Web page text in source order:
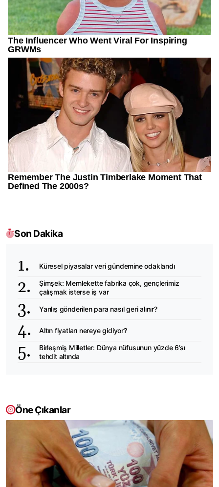
Son Dakika
Küresel piyasalar veri gündemine odaklandı
Şimşek: Memlekette fabrika çok, gençlerimiz
çalışmak isterse iş var
Yanlış gönderilen para nasıl geri alınır?
Altın fiyatları nereye gidiyor?
Birleşmiş Milletler: Dünya nüfusunun yüzde 6’sı
tehdit altında
Öne Çıkanlar